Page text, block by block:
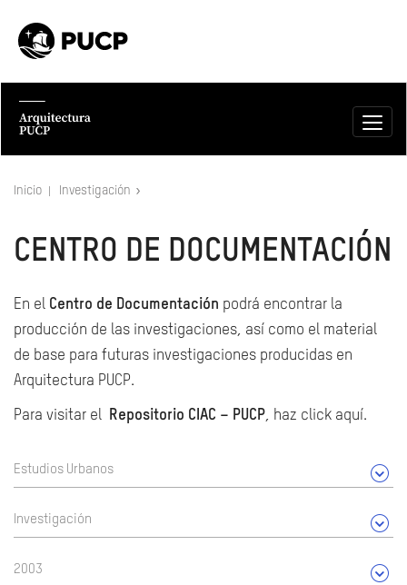
Inicio Investigación
CENTRO DE DOCUMENTACIÓN
En el Centro de Documentación podrá encontrar la
producción de las investigaciones, así como el material
de base para futuras investigaciones producidas en
Arquitectura PUCP.
Para visitar el Repositorio CIAC – PUCP, haz click aquí.
Estudios Urbanos
Investigación
2003